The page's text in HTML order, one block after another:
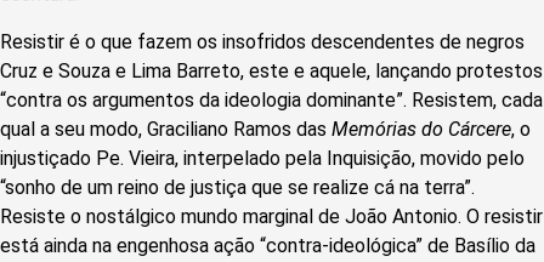
Resistir é o que fazem os insofridos descendentes de negros
Cruz e Souza e Lima Barreto, este e aquele, lançando protestos
“contra os argumentos da ideologia dominante”. Resistem, cada
qual a seu modo, Graciliano Ramos das Memórias do Cárcere, o
injustiçado Pe. Vieira, interpelado pela Inquisição, movido pelo
“sonho de um reino de justiça que se realize cá na terra”.
Resiste o nostálgico mundo marginal de João Antonio. O resistir
está ainda na engenhosa ação “contra-ideológica” de Basílio da